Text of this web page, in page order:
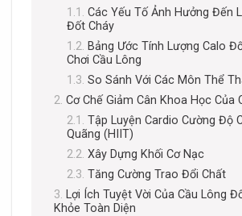
Các Yếu Tố Ảnh Hưởng Đến
Đốt Cháy
Bảng Ước Tính Lượng Calo
Chơi Cầu Lông
So Sánh Với Các Môn Thể
Cơ Chế Giảm Cân Khoa Học Của
Tập Luyện Cardio Cường Độ
Quãng (HIIT)
Xây Dựng Khối Cơ Nạc
Tăng Cường Trao Đổi Chất
Lợi Ích Tuyệt Vời Của Cầu Lông
Khỏe Toàn Diện